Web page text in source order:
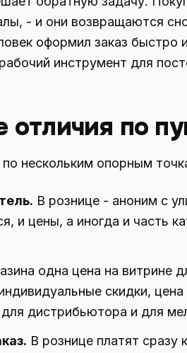
- и они возвращаются
оформил заказ
инструмент для
отличия по
по нескольким опорным
В рознице - аноним с
и цены, а иногда и часть
одна цена на витрине
скидки,
дистрибьютора и для
В рознице платят сразу